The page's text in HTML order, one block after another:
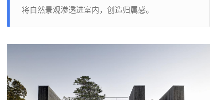
将自然景观渗透进室内，创造归属感。